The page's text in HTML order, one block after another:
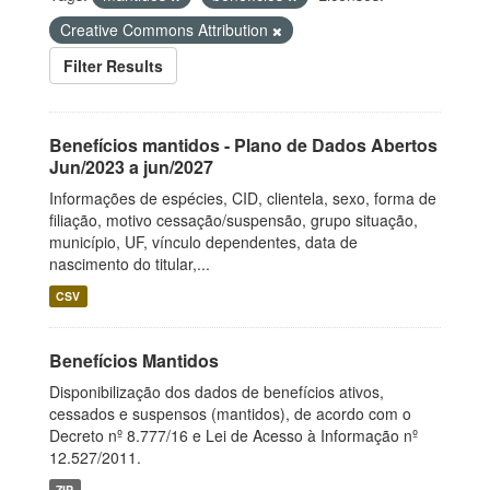
Creative Commons Attribution
Filter Results
Benefícios mantidos - Plano de Dados Abertos
Jun/2023 a jun/2027
Informações de espécies, CID, clientela, sexo, forma de
filiação, motivo cessação/suspensão, grupo situação,
município, UF, vínculo dependentes, data de
nascimento do titular,...
CSV
Benefícios Mantidos
Disponibilização dos dados de benefícios ativos,
cessados e suspensos (mantidos), de acordo com o
Decreto nº 8.777/16 e Lei de Acesso à Informação nº
12.527/2011.